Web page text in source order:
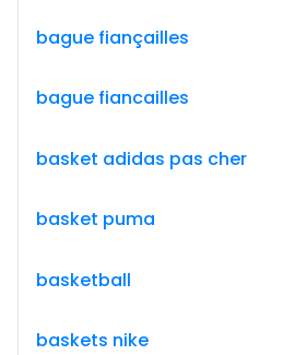
bague fiançailles
bague fiancailles
basket adidas pas cher
basket puma
basketball
baskets nike